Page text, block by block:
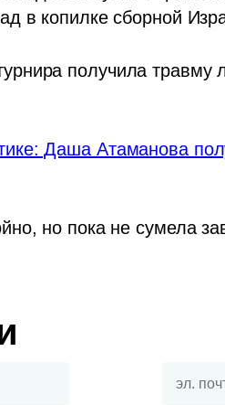
в копилке сборной
получила травму
Даша Атаманова
но пока не сумела